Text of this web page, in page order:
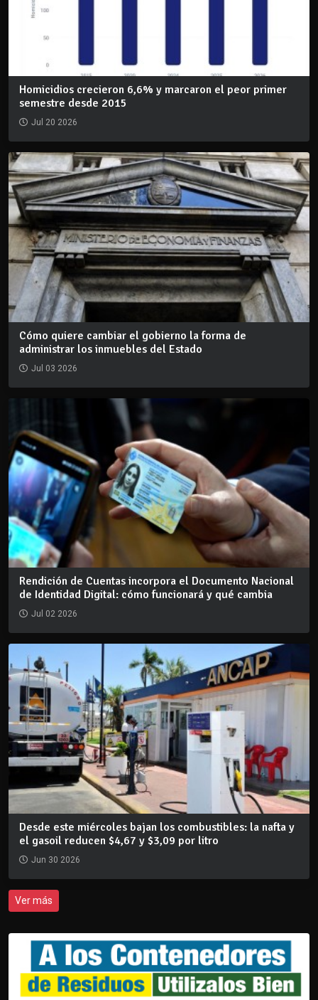
Homicidios crecieron 6,6% y marcaron el peor primer
semestre desde 2015
Jul 20 2026
Cómo quiere cambiar el gobierno la forma de
administrar los inmuebles del Estado
Jul 03 2026
Rendición de Cuentas incorpora el Documento Nacional
de Identidad Digital: cómo funcionará y qué cambia
Jul 02 2026
Desde este miércoles bajan los combustibles: la nafta y
el gasoil reducen $4,67 y $3,09 por litro
Jun 30 2026
Ver más